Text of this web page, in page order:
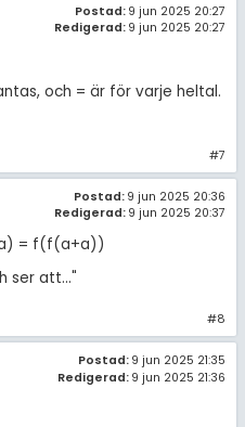
Postad: 9 jun 2025 20:27
Redigerad: 9 jun 2025 20:27
och = är för varje heltal.
#7
Postad: 9 jun 2025 20:36
Redigerad: 9 jun 2025 20:37
= f(f(a+a))
ser att..."
#8
Postad: 9 jun 2025 21:35
Redigerad: 9 jun 2025 21:36